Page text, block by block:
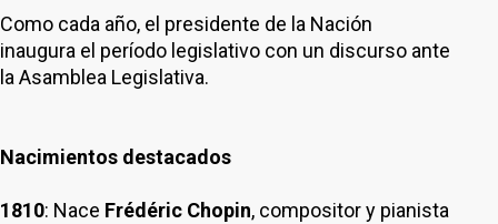
Como cada año, el presidente de la Nación
inaugura el período legislativo con un discurso ante
la Asamblea Legislativa.
Nacimientos destacados
1810: Nace Frédéric Chopin, compositor y pianista